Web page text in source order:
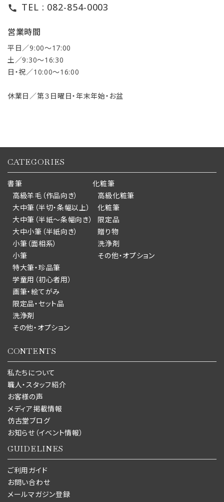
call TEL : 082-854-0003
営業時間
平日／9:00〜17:00
土／9:30〜16:30
日・祝／10:00〜16:00
休業日／第３日曜日・年末年始・お盆
CATEGORIES
書筆
高級羊毛（作品向き）
大中筆（半切・条幅以上）
大中筆（半紙～条幅向き）
大中小筆（半紙向き）
小筆（面相系）
小筆
特大筆・珍品筆
学童用（初心者用）
画筆・絵てがみ
限定品・セット品
洗浄剤
その他・オプション
化粧筆
高級化粧筆
化粧筆
限定品
贈り物
洗浄剤
その他・オプション
CONTENTS
私たちについて
職人・スタッフ紹介
お客様の声
メディア掲載情報
仿古堂ブログ
お知らせ（イベント情報）
GUIDELINES
ご利用ガイド
お問い合わせ
メールマガジン登録